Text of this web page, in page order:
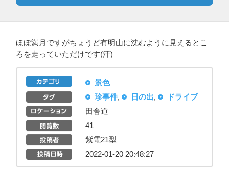
ほぼ満月ですがちょうど有明山に沈むように見えるとこ
ろを走っていただけです(汗)
景色
珍事件, 日の出,
ドライブ
田舎道
41
紫電21型
2022-01-20 20:48:27